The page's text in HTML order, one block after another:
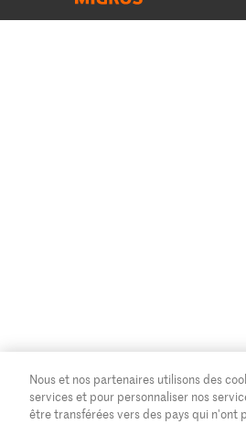
Nous et nos partenaires utilisons des
services et pour personnaliser nos
être transférées vers des pays qui n'ont